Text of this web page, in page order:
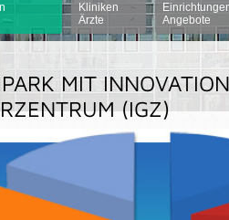
Kliniken
Ärzte
Angebote
MIT
(IGZ)